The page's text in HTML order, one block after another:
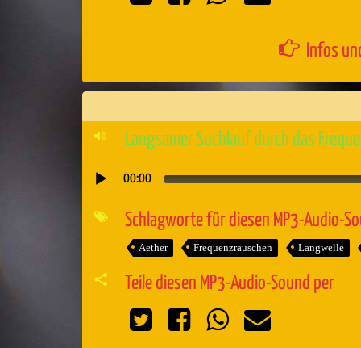
Infos
Langsamer Suchlauf durch das
Audio-
Player
00:00
Schlagworte für diesen MP3-Audio-
Aether Frequenzrauschen Langwelle
Teile diesen MP3-Audio-Sound per